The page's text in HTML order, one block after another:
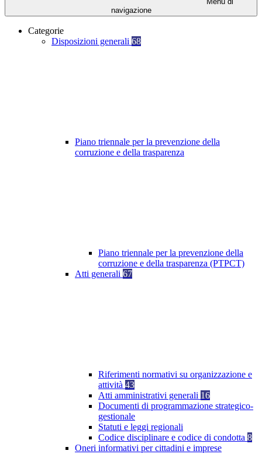
navigazione
Categorie
Disposizioni generali 68
Piano triennale per la prevenzione della
corruzione e della trasparenza
Piano triennale per la prevenzione della
corruzione e della trasparenza (PTPCT)
Atti generali 67
Riferimenti normativi su organizzazione e
attività 43
Atti amministrativi generali 16
Documenti di programmazione strategico-
gestionale
Statuti e leggi regionali
Codice disciplinare e codice di condotta 8
Oneri informativi per cittadini e imprese